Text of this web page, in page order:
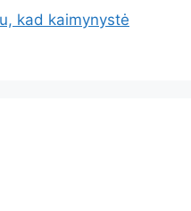
kad kaimynystė